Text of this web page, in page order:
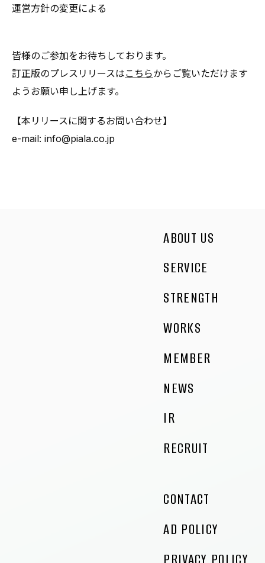
運営方針の変更による
皆様のご参加をお待ちしております。
訂正版のプレスリリースはこちらからご覧いただけます
ようお願い申し上げます。
【本リリースに関するお問い合わせ】
e-mail: info@piala.co.jp
ABOUT US
SERVICE
STRENGTH
WORKS
MEMBER
NEWS
IR
RECRUIT
CONTACT
AD POLICY